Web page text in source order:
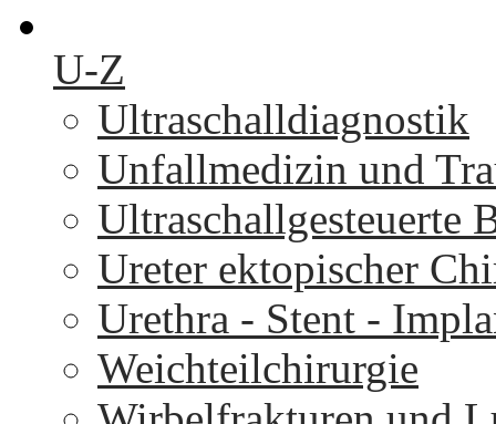
U-Z
Ultraschalldiagnostik
Unfallmedizin und
Ultraschallgesteuerte
Ureter ektopischer
Urethra - Stent -
Weichteilchirurgie